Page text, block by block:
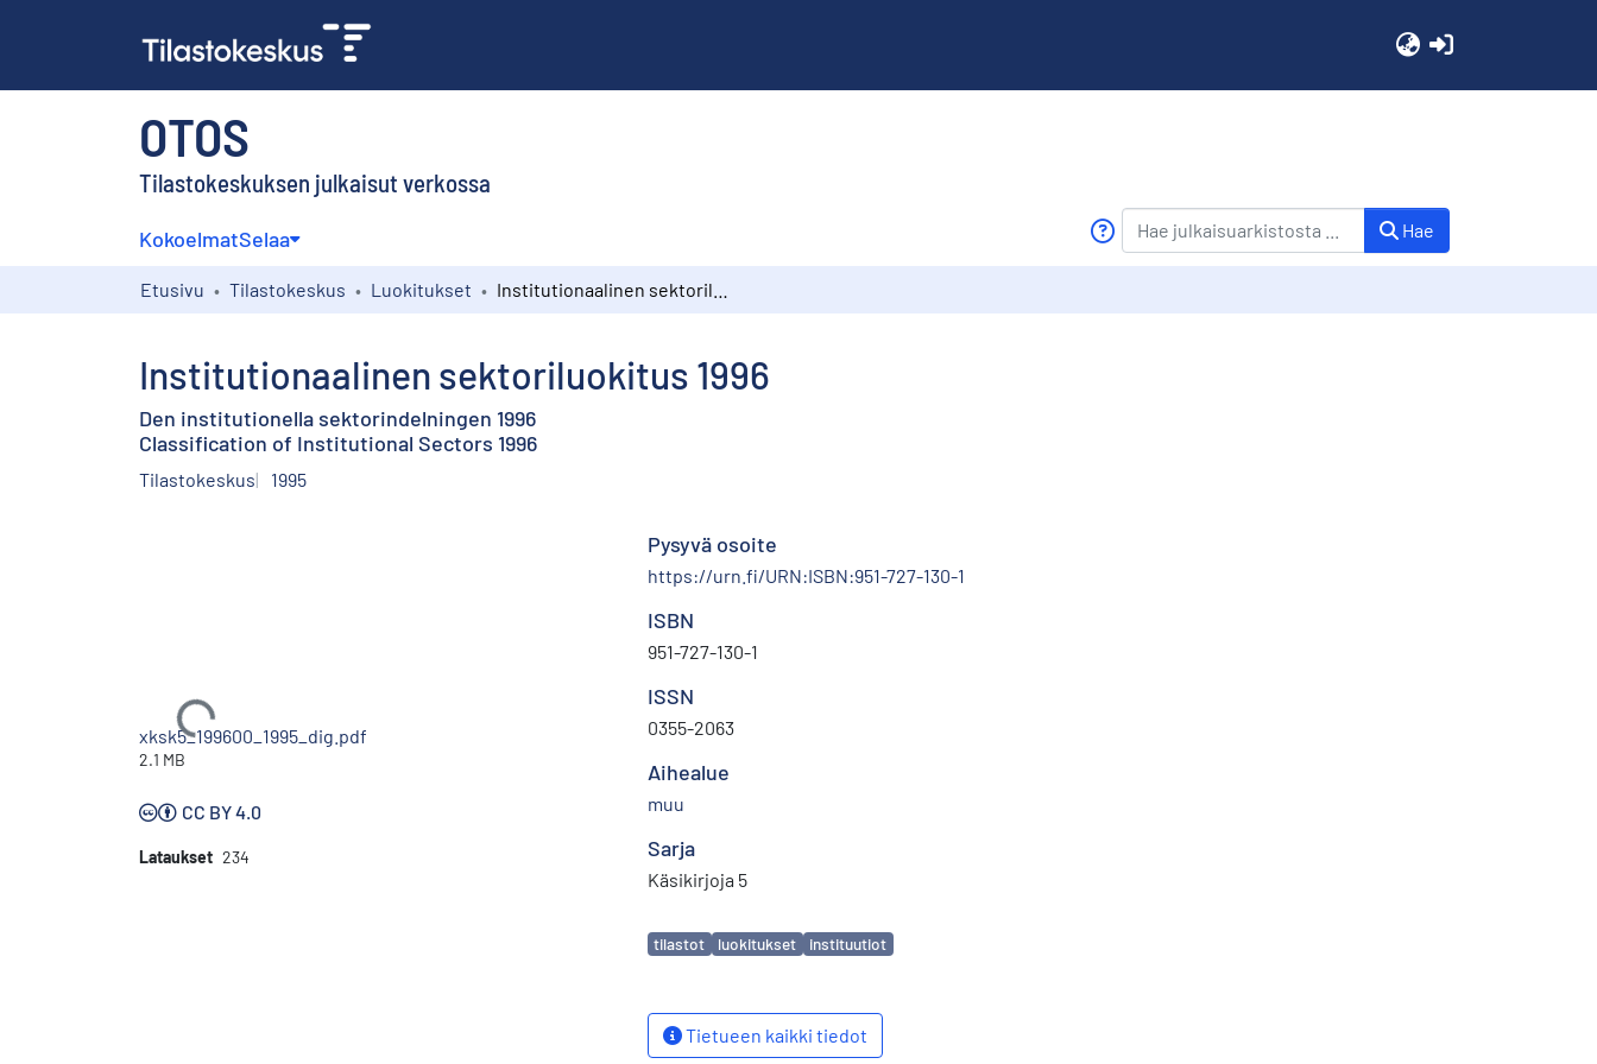
OTOS
Tilastokeskuksen julkaisut verkossa
KokoelmatSelaa Hae
Etusivu Tilastokeskus Luokitukset
Institutionaalinen sektoriluokitus 1996
Den institutionella sektorindelningen 1996
Classification of Institutional Sectors 1996
Tilastokeskus 1995
Ladataan...
xksk5_199600_1995_dig.pdf
2.1 MB
CC BY 4.0
Lataukset 234
Pysyvä osoite
https://urn.fi/URN:ISBN:951-727-130-1
ISBN
951-727-130-1
ISSN
0355-2063
Aihealue
muu
Sarja
Käsikirjoja 5
Avainsanat
tilastot luokitukset instituutiot
Tietueen kaikki tiedot